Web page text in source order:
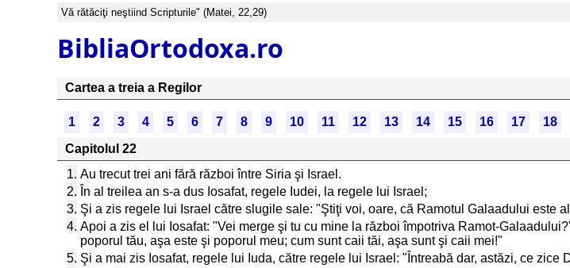
Vă rătăciţi neştiind Scripturile" (Matei, 22,29)
BibliaOrtodoxa.ro
Cartea a treia a Regilor
1 2 3 4 5 6 7 8 9 10 11 12 13 14 15 16 17 18
Capitolul 22
1. Au trecut trei ani fără război între Siria şi Israel.
2. În al treilea an s-a dus Iosafat, regele Iudei, la regele lui Israel;
3. Şi a zis regele lui Israel către slugile sale: "Ştiţi voi, oare, că Ramotul Galaadului este
4. Apoi a zis el lui Iosafat: "Vei merge şi tu cu mine la război împotriva Ramot-
poporul tău, aşa este şi poporul meu; cum sunt caii tăi, aşa sunt şi caii mei!"
5. Şi a mai zis Iosafat, regele lui Iuda, către regele lui Israel: "Întreabă dar, astăzi, ce zice